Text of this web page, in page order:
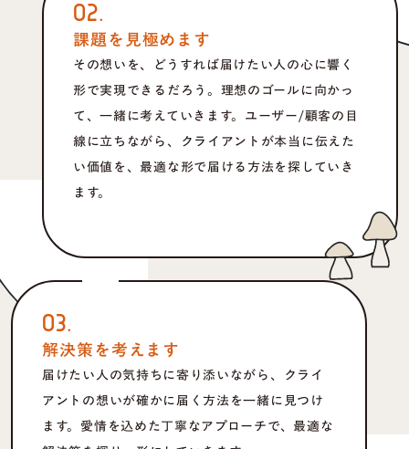
03.
解決策を考えます
届けたい人の気持ちに寄り添いながら、クライ
アントの想いが確かに届く方法を一緒に見つけ
ます。愛情を込めた丁寧なアプローチで、最適な
02.
課題を見極めます
その想いを、どうすれば届けたい人の心に響く
形で実現できるだろう。理想のゴールに向かっ
て、一緒に考えていきます。ユーザー/顧客の目
線に立ちながら、クライアントが本当に伝えた
い価値を、最適な形で届ける方法を探していき
ます。